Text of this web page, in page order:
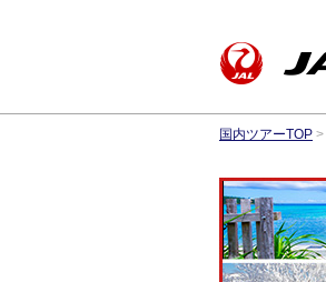
国内ツアーTOP >